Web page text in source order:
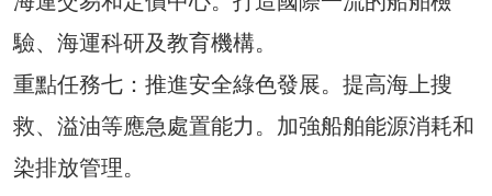
驗、海運科研及教育機構。
重點任務七：推進安全綠色發展。提高海上搜
救、溢油等應急處置能力。加強船舶能源消耗和
染排放管理。